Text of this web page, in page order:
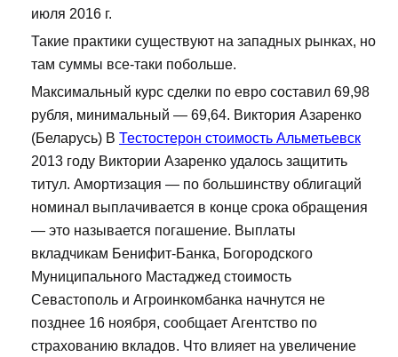
июля 2016 г.
Такие практики существуют на западных рынках, но
там суммы все-таки побольше.
Максимальный курс сделки по евро составил 69,98
рубля, минимальный — 69,64. Виктория Азаренко
(Беларусь) В Тестостерон стоимость Альметьевск
2013 году Виктории Азаренко удалось защитить
титул. Амортизация — по большинству облигаций
номинал выплачивается в конце срока обращения
— это называется погашение. Выплаты
вкладчикам Бенифит-Банка, Богородского
Муниципального Мастаджед стоимость
Севастополь и Агроинкомбанка начнутся не
позднее 16 ноября, сообщает Агентство по
страхованию вкладов. Что влияет на увеличение